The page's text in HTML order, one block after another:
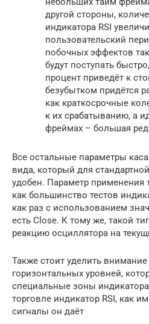
другой стороны,
индикатора RSI
пользовательский
побочных эффектов
будут поступать
процент приведёт к
безубытком придётся
как краткосрочные
к их срабатыванию, а
фреймах – большая
Все остальные параметры
вида, который для
удобен. Параметр применения
как большинство тестов
как раз с использованием
есть Close. К тому же, такой
реакцию осциллятора на
Также стоит уделить
горизонтальных уровней,
специальные зоны
торговле индикатор RSI, как
сигналы он даёт